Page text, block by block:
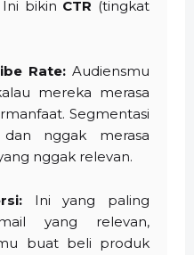
bikin CTR (tingkat
Rate: Audiensmu
mereka merasa
Segmentasi
nggak merasa
nggak relevan.
Ini yang paling
yang relevan,
buat beli produk